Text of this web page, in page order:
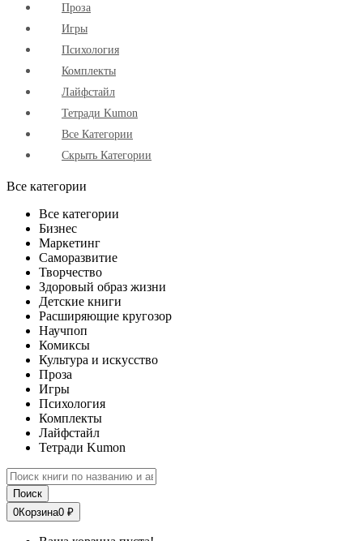
Проза
Игры
Психология
Комплекты
Лайфстайл
Тетради Kumon
Все Категории
Скрыть Категории
Все категории
Все категории
Бизнес
Маркетинг
Саморазвитие
Творчество
Здоровый образ жизни
Детские книги
Расширяющие кругозор
Научпоп
Комиксы
Культура и искусство
Проза
Игры
Психология
Комплекты
Лайфстайл
Тетради Kumon
Поиск
0Корзина0 ₽